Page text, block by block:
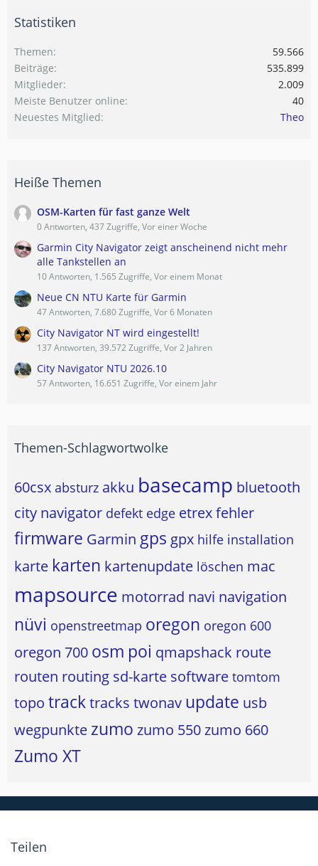
Statistiken
Themen
59.566
Beiträge
535.899
Mitglieder
2.009
Meiste Benutzer online
40
Neuestes Mitglied
Theo
Heiße Themen
OSM-Karten für fast ganze Welt
0 Antworten, 437 Zugriffe, Vor einer Woche
Garmin City Navigator zeigt anscheinend nicht mehr
alle Tankstellen an
10 Antworten, 1.565 Zugriffe, Vor einem Monat
Neue CN NTU Karte für Garmin
47 Antworten, 7.680 Zugriffe, Vor 6 Monaten
City Navigator NT wird eingestellt!
137 Antworten, 39.572 Zugriffe, Vor 2 Jahren
City Navigator NTU 2026.10
57 Antworten, 16.651 Zugriffe, Vor einem Jahr
Themen-Schlagwortwolke
60csx absturz akku basecamp bluetooth
city navigator defekt edge etrexfehler
firmware Garmin gps gpx hilfe installation
karte karten kartenupdate löschen mac
mapsource motorrad navi navigation
nüvi openstreetmap oregon oregon 600
oregon 700 osm poi qmapshack route
routen routing sd-karte software tomtom
topo tracktracks twonav update usb
wegpunkte zumo zumo 550zumo 660
Zumo XT
Teilen